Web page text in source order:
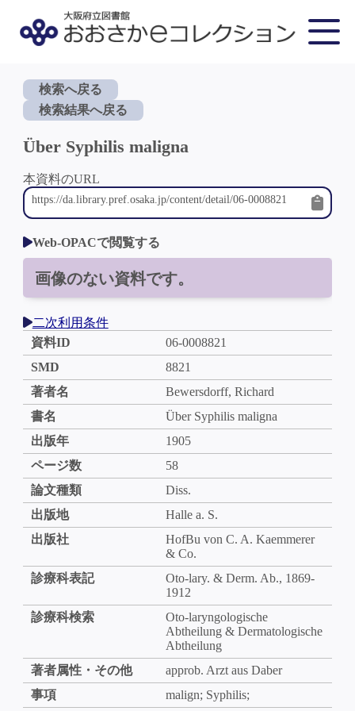
検索へ戻る
検索結果へ戻る
Über Syphilis maligna
本資料のURL
Web-OPACで閲覧する
画像のない資料です。
二次利用条件
資料ID
06-0008821
SMD
8821
著者名
Bewersdorff, Richard
書名
Über Syphilis maligna
出版年
1905
ページ数
58
論文種類
Diss.
出版地
Halle a. S.
出版社
HofBu von C. A. Kaemmerer
& Co.
診療科表記
Oto-lary. & Derm. Ab., 1869-
1912
診療科検索
Oto-laryngologische
Abtheilung & Dermatologische
Abtheilung
著者属性・その他
approb. Arzt aus Daber
事項
malign; Syphilis;